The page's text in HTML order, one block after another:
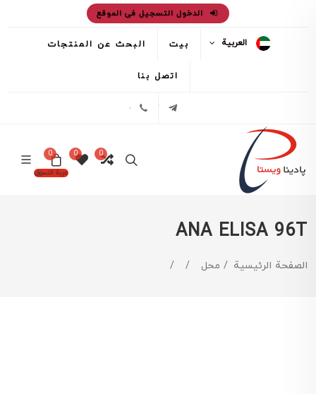
الدخول التسجيل فى الموقع
العربية بيت البحث عن المنتجات
اتصل بنا
تلگرام
0
0
عربة التسوق
0
ANA ELISA 96T
الصفحة الرئيسية محل